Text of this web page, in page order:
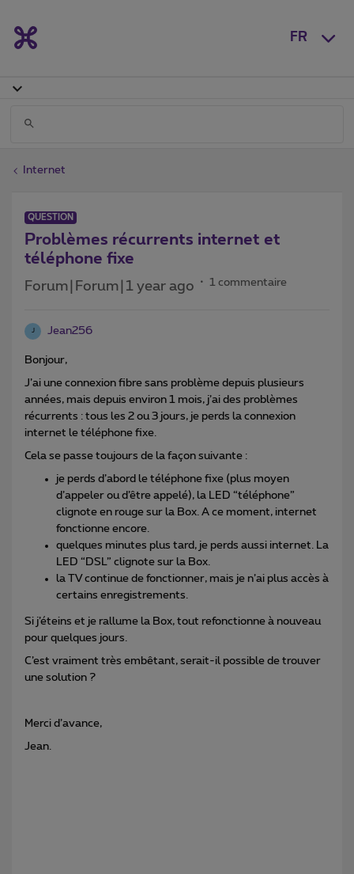
FR
Internet
QUESTION
Problèmes récurrents internet et
téléphone fixe
Forum|Forum|1 year ago 1 commentaire
J Jean256
Bonjour,
J’ai une connexion fibre sans problème depuis plusieurs
années, mais depuis environ 1 mois, j’ai des problèmes
récurrents : tous les 2 ou 3 jours, je perds la connexion
internet le téléphone fixe.
Cela se passe toujours de la façon suivante :
je perds d’abord le téléphone fixe (plus moyen
d’appeler ou d’être appelé), la LED “téléphone”
clignote en rouge sur la Box. A ce moment, internet
fonctionne encore.
quelques minutes plus tard, je perds aussi internet. La
LED “DSL” clignote sur la Box.
la TV continue de fonctionner, mais je n’ai plus accès à
certains enregistrements.
Si j’éteins et je rallume la Box, tout refonctionne à nouveau
pour quelques jours.
C’est vraiment très embêtant, serait-il possible de trouver
une solution ?
Merci d’avance,
Jean.